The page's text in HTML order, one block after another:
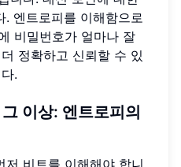
. 엔트로피를 이해함으로
비밀번호가 얼마나 잘
정확하고 신뢰할 수 있
.
이상: 엔트로피의